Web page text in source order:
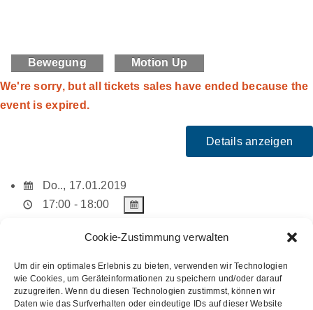
Cookie-Zustimmung verwalten
Um dir ein optimales Erlebnis zu bieten, verwenden wir Technologien
wie Cookies, um Geräteinformationen zu speichern und/oder darauf
zuzugreifen. Wenn du diesen Technologien zustimmst, können wir
Daten wie das Surfverhalten oder eindeutige IDs auf dieser Website
Bewegung
Motion Up
We're sorry, but all tickets sales have ended because the
event is expired.
Do.., 17.01.2019
17:00 - 18:00
17:00 - 18:00
Do.., 31.01.2019
17:00 - 18:00
Do.., 07.02.2019